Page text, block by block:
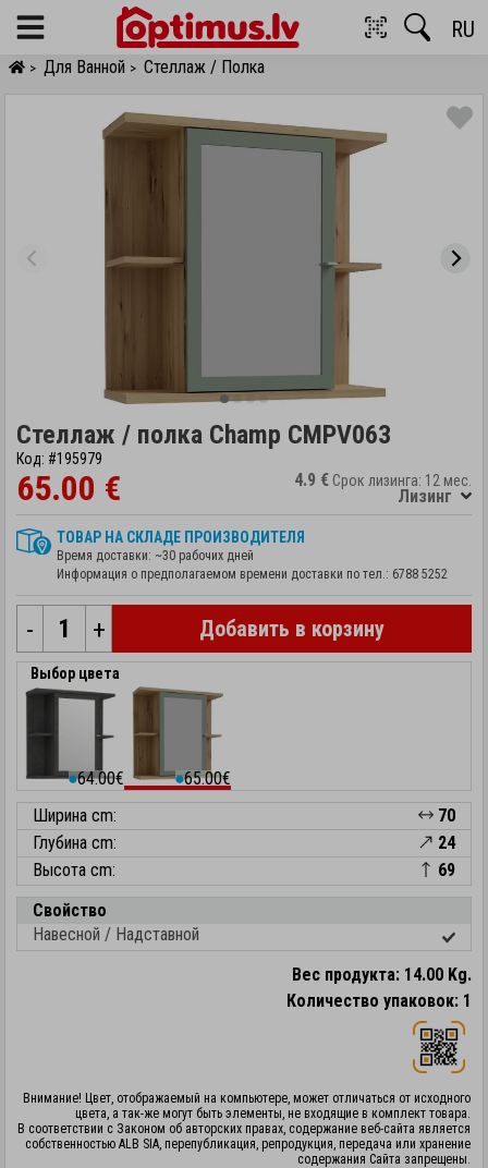
Menu RU
> Для Ванной > Стеллаж / Полка
Стеллаж / полка Champ CMPV063
Код: #195979
65.00 € 4.9 € Срок лизинга: 12 мес.
Лизинг
ТОВАР НА СКЛАДЕ ПРОИЗВОДИТЕЛЯ
Время доставки: ~30 рабочих дней
Информация о предполагаемом времени доставки по тел.: 6788 5252
- + Добавить в корзину
Выбор цвета
⬤64.00€ ⬤65.00€
Ширина cm:
70
Глубина cm:
24
Высота cm:
69
Свойство
Навесной / Надставной
Вес продукта: 14.00 Kg.
Количество упаковок: 1
Внимание! Цвет, отображаемый на компьютере, может отличаться от исходного
цвета, а так-же могут быть элементы, не входящие в комплект товара.
В соответствии с Законом об авторских правах, содержание веб-сайта является
собственностью ALB SIA, перепубликация, репродукция, передача или хранение
содержания Сайта запрещены.